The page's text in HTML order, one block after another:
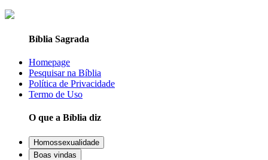
Bíblia Sagrada
Homepage
Pesquisar na Bíblia
Política de Privacidade
Termo de Uso
O que a Bíblia diz
Homossexualidade
Boas vindas